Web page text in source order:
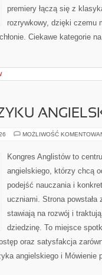
premiery łączą się z
rozrywkowy, dzięki czemu
Ciekawe kategorie
MOŻLIWOŚĆ
Kongres Anglistów to
angielskiego, którzy chcą
podejść nauczania i
uczniami. Strona
stawiają na rozwój i
dziedzinę. To miejsce
oraz satysfakcja
angielskiego i Mówienie